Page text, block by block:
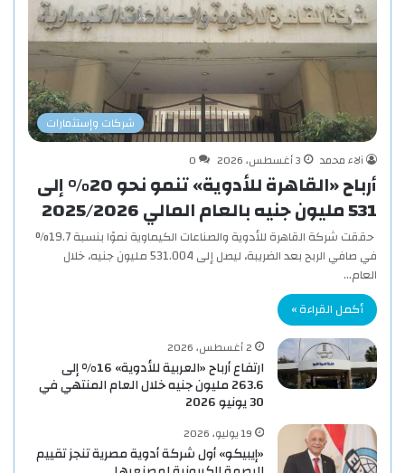
شركات وإستثمارات
آلاء محمد
3 أغسطس، 2026 0
أرباح «القاهرة للأدوية» تنمو نحو 20% إلى
531 مليون جنيه بالعام المالي 2025/2026
حققت شركة القاهرة للأدوية والصناعات الكيماوية نموًا بنسبة 19.7%
في صافي الربح بعد الضريبة، ليصل إلى 531.004 مليون جنيه، خلال
العام…
أكمل القراءة »
2 أغسطس، 2026
ارتفاع أرباح «العربية للأدوية» 16% إلى
263.6 مليون جنيه خلال العام المنتهي في
30 يونيو 2026
19 يوليو، 2026
«إيبيكو» أول شركة أدوية مصرية تنجز تقييم